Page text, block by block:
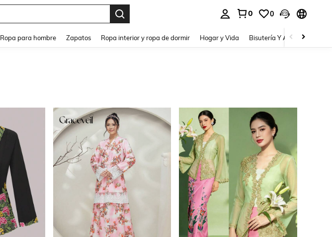
0 0
Ropa para hombre Zapatos Ropa interior y ropa de dormir Hogar y Vida Bisutería Y Accesorios